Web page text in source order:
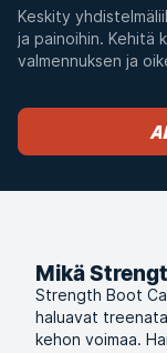
Keskity
ja painoihin. Kehitä
valmennuksen ja
Mikä
Strength Boot
haluavat
kehon voimaa.